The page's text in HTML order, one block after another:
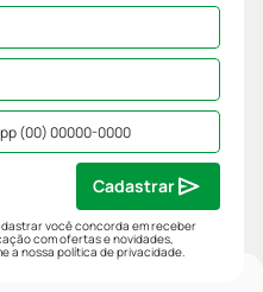
você concorda em receber
com ofertas e novidades,
a nossapolítica de privacidade.
Cadastrar